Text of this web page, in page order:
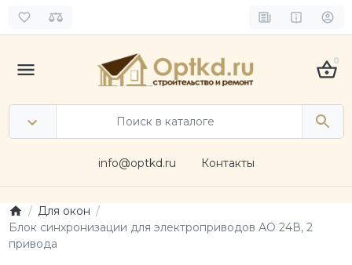
0
info@optkd.ru Контакты
Для окон
Блок синхронизации для электроприводов АО 24В, 2
привода